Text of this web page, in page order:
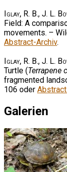
Iglay, R. B., J. L.
Field: A
movements. –
Abstract-Archiv.
Iglay, R. B., J. L.
Turtle (Terrapene
fragmented
106 oder
Galerien